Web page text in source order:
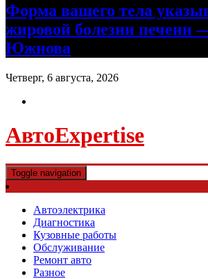
Форма вашего тела
жировой болезни печени
Южнова
Четверг, 6 августа, 2026
АвтоExpertise
Toggle navigation
Автоэлектрика
Диагностика
Кузовные работы
Обслуживание
Ремонт авто
Разное